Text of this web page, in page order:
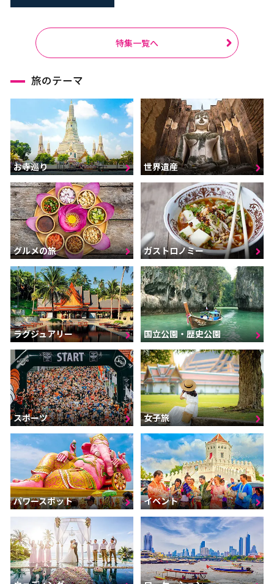
特集一覧へ
旅のテーマ
お寺巡り 世界遺産
グルメの旅 ガストロノミー
ラグジュアリー 国立公園・歴史公園
スポーツ 女子旅
パワースポット イベント